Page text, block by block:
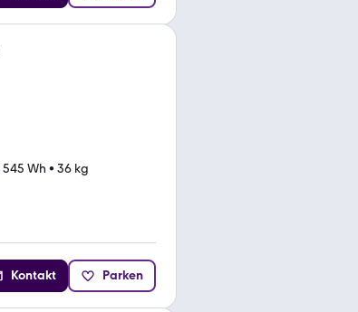
545 Wh • 36 kg
Kontakt Parken